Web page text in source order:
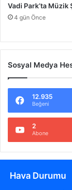
K
u
u
l
d
Vadi Park’ta Müzik
4 gün Önce
Sosyal Medya
12.935
Beğeni
2
Abone
Hava Durumu